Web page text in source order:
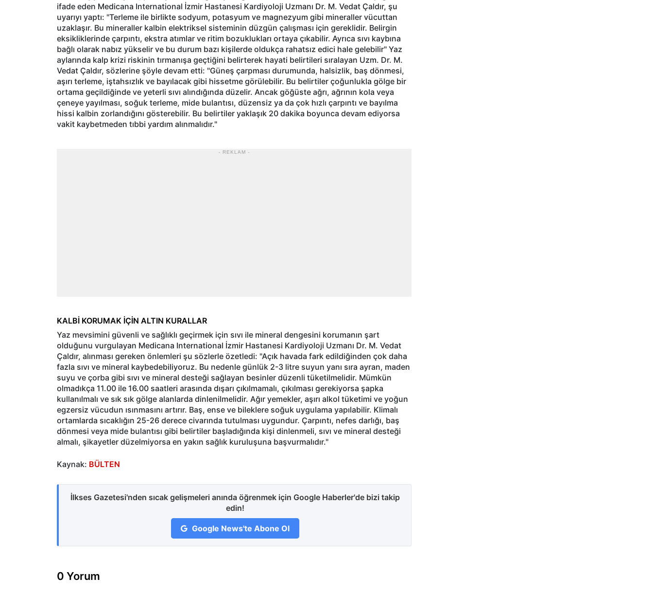
ifade eden Medicana International İzmir Hastanesi Kardiyoloji Uzmanı Dr. M. Vedat Çaldır, şu
uyarıyı yaptı: "Terleme ile birlikte sodyum, potasyum ve magnezyum gibi mineraller vücuttan
uzaklaşır. Bu mineraller kalbin elektriksel sisteminin düzgün çalışması için gereklidir. Belirgin
eksikliklerinde çarpıntı, ekstra atımlar ve ritim bozuklukları ortaya çıkabilir. Ayrıca sıvı kaybına
bağlı olarak nabız yükselir ve bu durum bazı kişilerde oldukça rahatsız edici hale gelebilir" Yaz
aylarında kalp krizi riskinin tırmanışa geçtiğini belirterek hayati belirtileri sıralayan Uzm. Dr. M.
Vedat Çaldır, sözlerine şöyle devam etti: "Güneş çarpması durumunda, halsizlik, baş dönmesi,
aşırı terleme, iştahsızlık ve bayılacak gibi hissetme görülebilir. Bu belirtiler çoğunlukla gölge bir
ortama geçildiğinde ve yeterli sıvı alındığında düzelir. Ancak göğüste ağrı, ağrının kola veya
çeneye yayılması, soğuk terleme, mide bulantısı, düzensiz ya da çok hızlı çarpıntı ve bayılma
hissi kalbin zorlandığını gösterebilir. Bu belirtiler yaklaşık 20 dakika boyunca devam ediyorsa
vakit kaybetmeden tıbbi yardım alınmalıdır."
- REKLAM -
KALBİ KORUMAK İÇİN ALTIN KURALLAR
Yaz mevsimini güvenli ve sağlıklı geçirmek için sıvı ile mineral dengesini korumanın şart
olduğunu vurgulayan Medicana International İzmir Hastanesi Kardiyoloji Uzmanı Dr. M. Vedat
Çaldır, alınması gereken önlemleri şu sözlerle özetledi: "Açık havada fark edildiğinden çok daha
fazla sıvı ve mineral kaybedebiliyoruz. Bu nedenle günlük 2-3 litre suyun yanı sıra ayran, maden
suyu ve çorba gibi sıvı ve mineral desteği sağlayan besinler düzenli tüketilmelidir. Mümkün
olmadıkça 11.00 ile 16.00 saatleri arasında dışarı çıkılmamalı, çıkılması gerekiyorsa şapka
kullanılmalı ve sık sık gölge alanlarda dinlenilmelidir. Ağır yemekler, aşırı alkol tüketimi ve yoğun
egzersiz vücudun ısınmasını artırır. Baş, ense ve bileklere soğuk uygulama yapılabilir. Klimalı
ortamlarda sıcaklığın 25-26 derece civarında tutulması uygundur. Çarpıntı, nefes darlığı, baş
dönmesi veya mide bulantısı gibi belirtiler başladığında kişi dinlenmeli, sıvı ve mineral desteği
almalı, şikayetler düzelmiyorsa en yakın sağlık kuruluşuna başvurmalıdır."
Kaynak: BÜLTEN
İlkses Gazetesi'nden sıcak gelişmeleri anında öğrenmek için Google Haberler'de bizi takip
edin!
Google News'te Abone Ol
0 Yorum